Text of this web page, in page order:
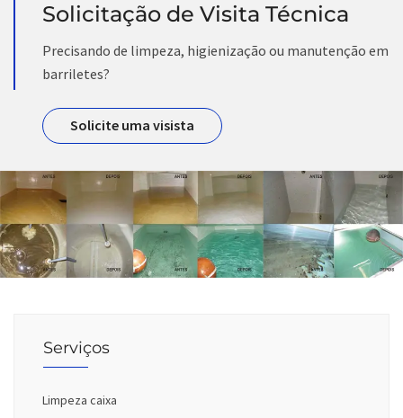
Solicitação de Visita Técnica
Precisando de limpeza, higienização ou manutenção em
barriletes?
Solicite uma visista
Serviços
Limpeza caixa